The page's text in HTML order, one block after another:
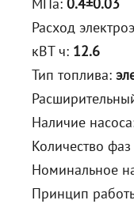
МПа:0.4±0.03
Расход
кВТ ч: 12.6
Тип топлива:
Наличие
Количество
Номинальное
Принцип